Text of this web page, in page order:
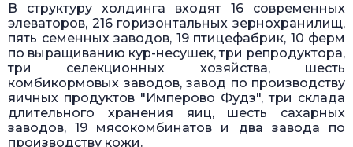
В структуру холдинга входят 16 современных
элеваторов, 216 горизонтальных зернохранилищ,
пять семенных заводов, 19 птицефабрик, 10 ферм
по выращиванию кур-несушек, три репродуктора,
три селекционных хозяйства, шесть
комбикормовых заводов, завод по производству
яичных продуктов "Имперово Фудз", три склада
длительного хранения яиц, шесть сахарных
заводов, 19 мясокомбинатов и два завода по
производству кожи.